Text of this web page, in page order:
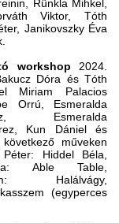
Rünkla Mihkel,
Viktor, Tóth
Janikovszky Éva
workshop 2024.
Dóra és Tóth
Miriam Palacios
Orrú, Esmeralda
Esmeralda
Kun Dániel és
műveken
Hiddel Béla,
Able Table,
Halálvágy,
(egyperces